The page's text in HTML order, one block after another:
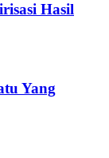
Hasil
Yang